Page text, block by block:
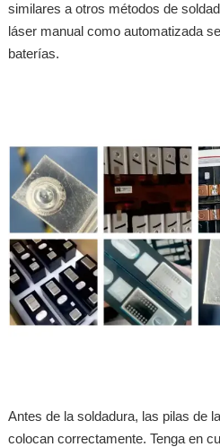
similares a otros métodos de
láser manual como automatizada
baterías.
Antes de la soldadura, las pilas de
colocan correctamente. Tenga en